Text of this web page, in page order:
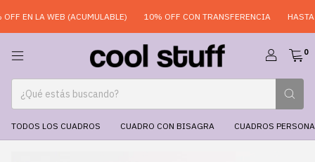
EN LA WEB (ACUMULABLE) 10% OFF CON TRANSFERENCIA HASTA
0
TODOS LOS CUADROS CUADRO CON BISAGRA CUADROS